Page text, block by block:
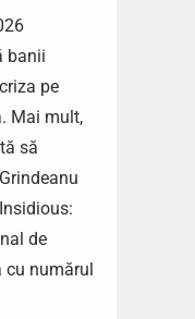
banii
pe
Mai mult,
să
de
cu numărul